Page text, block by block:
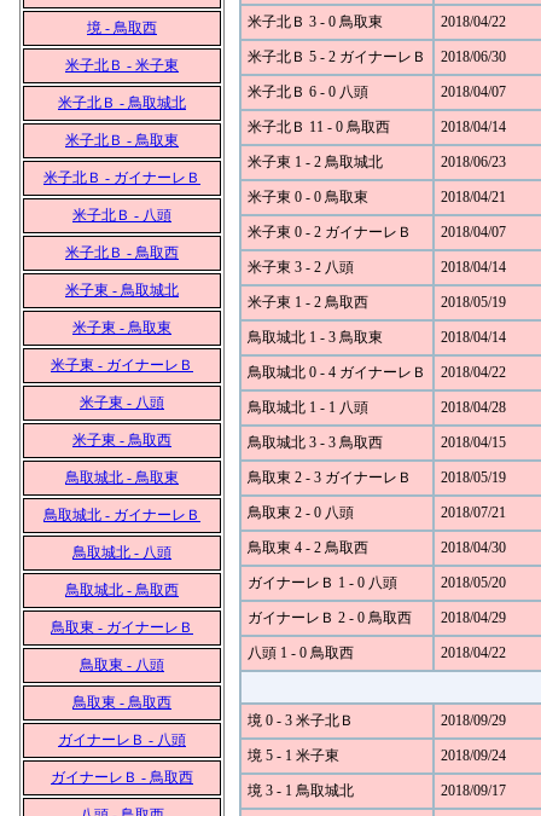
境 - 鳥取西
米子北Ｂ - 米子東
米子北Ｂ - 鳥取城北
米子北Ｂ - 鳥取東
米子北Ｂ - ガイナーレＢ
米子北Ｂ - 八頭
米子北Ｂ - 鳥取西
米子東 - 鳥取城北
米子東 - 鳥取東
米子東 - ガイナーレＢ
米子東 - 八頭
米子東 - 鳥取西
鳥取城北 - 鳥取東
鳥取城北 - ガイナーレＢ
鳥取城北 - 八頭
鳥取城北 - 鳥取西
鳥取東 - ガイナーレＢ
鳥取東 - 八頭
鳥取東 - 鳥取西
ガイナーレＢ - 八頭
ガイナーレＢ - 鳥取西
米子北Ｂ 3 - 0 鳥取東 2018/04/22
米子北Ｂ 5 - 2 ガイナーレＢ 2018/06/30
米子北Ｂ 6 - 0 八頭 2018/04/07
米子北Ｂ 11 - 0 鳥取西 2018/04/14
米子東 1 - 2 鳥取城北 2018/06/23
米子東 0 - 0 鳥取東 2018/04/21
米子東 0 - 2 ガイナーレＢ 2018/04/07
米子東 3 - 2 八頭 2018/04/14
米子東 1 - 2 鳥取西 2018/05/19
鳥取城北 1 - 3 鳥取東 2018/04/14
鳥取城北 0 - 4 ガイナーレＢ 2018/04/22
鳥取城北 1 - 1 八頭 2018/04/28
鳥取城北 3 - 3 鳥取西 2018/04/15
鳥取東 2 - 3 ガイナーレＢ 2018/05/19
鳥取東 2 - 0 八頭 2018/07/21
鳥取東 4 - 2 鳥取西 2018/04/30
ガイナーレＢ 1 - 0 八頭 2018/05/20
ガイナーレＢ 2 - 0 鳥取西 2018/04/29
八頭 1 - 0 鳥取西 2018/04/22
境 0 - 3 米子北Ｂ 2018/09/29
境 5 - 1 米子東 2018/09/24
境 3 - 1 鳥取城北 2018/09/17